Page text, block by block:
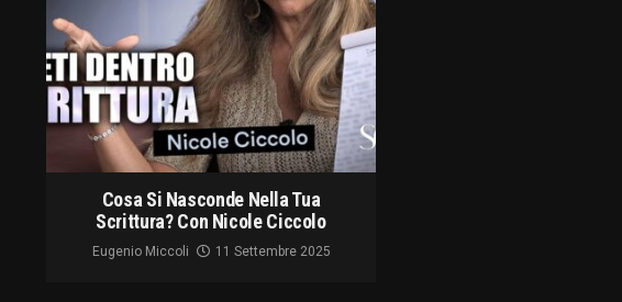
Cosa Si Nasconde Nella Tua
Scrittura? Con Nicole Ciccolo
Eugenio Miccoli 11 Settembre 2025